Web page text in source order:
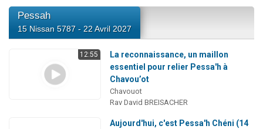
Pessah
15 Nissan 5787 - 22 Avril 2027
12:55
La reconnaissance, un maillon
essentiel pour relier Pessa'h à
Chavou’ot
Chavouot
Rav David BREISACHER
Aujourd'hui, c'est Pessa'h Chéni (14